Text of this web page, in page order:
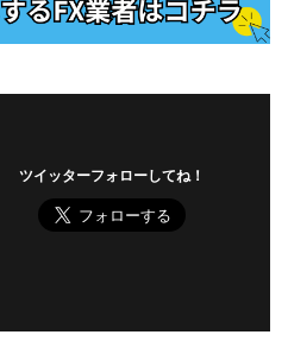
ツイッターフォローしてね！